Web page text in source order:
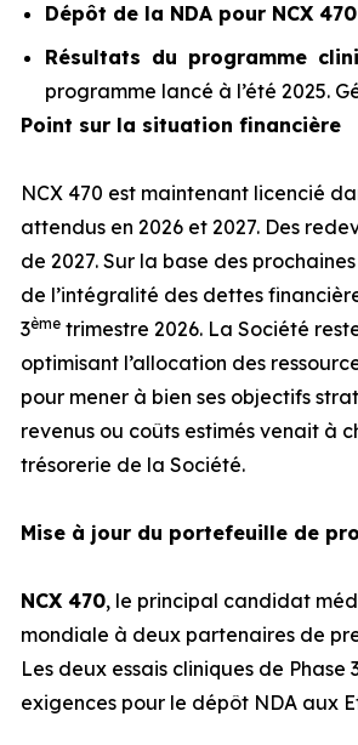
Dépôt de la NDA pour NCX
Résultats du programme
programme lancé à l’été 2025.
Point sur la situation financière
NCX 470 est maintenant licencié
attendus en 2026 et 2027. Des
de 2027. Sur la base des
de l’intégralité des dettes
3ème trimestre 2026. La Société
optimisant l’allocation des
pour mener à bien ses objectifs
revenus ou coûts estimés venait à
trésorerie de la Société.
Mise à jour du portefeuille de
NCX 470, le principal candidat
mondiale à deux partenaires de
Les deux essais cliniques de
exigences pour le dépôt NDA aux